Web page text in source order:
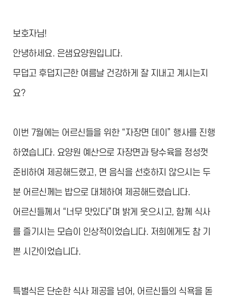
보호자님!
안녕하세요. 은샘요양원입니다.
무덥고 후덥지근한 여름날 건강하게 잘 지내고 계시는지
요?
이번 7월에는 어르신들을 위한 “자장면 데이” 행사를 진행
하였습니다. 요양원 예산으로 자장면과 탕수육을 정성껏
준비하여 제공해드렸고, 면 음식을 선호하지 않으시는 두
분 어르신께는 밥으로 대체하여 제공해드렸습니다.
어르신들께서 “너무 맛있다”며 밝게 웃으시고, 함께 식사
를 즐기시는 모습이 인상적이었습니다. 저희에게도 참 기
쁜 시간이었습니다.
특별식은 단순한 식사 제공을 넘어, 어르신들의 식욕을 돋